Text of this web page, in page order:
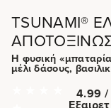
TSUNAMI®
Η φυσική
μέλι δάσους,
4.99 /